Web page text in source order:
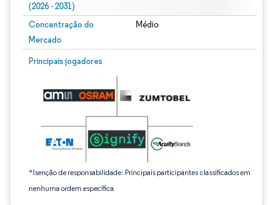
(2026 - 2031)
Concentração do
Mercado
Médio
Principais jogadores
*Isenção de responsabilidade: Principais participantes classificados em
nenhuma ordem específica
Imagem © Mordor Intelligence. O reuso requer atribuição conforme CC BY 4.0.